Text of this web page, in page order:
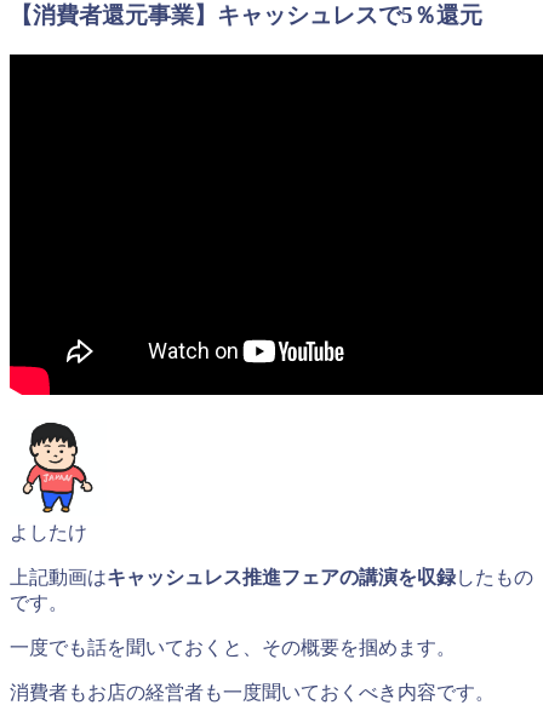
【消費者還元事業】キャッシュレスで5％還元
よしたけ
上記動画はキャッシュレス推進フェアの講演を収録したもの
です。
一度でも話を聞いておくと、その概要を掴めます。
消費者もお店の経営者も一度聞いておくべき内容です。